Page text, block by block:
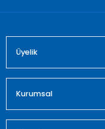
Üyelik
Kurumsal